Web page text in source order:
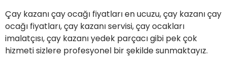
Çay kazanı çay ocağı fiyatları en ucuzu, çay kazanı çay
ocağı fiyatları, çay kazanı servisi, çay ocakları
imalatçısı, çay kazanı yedek parçacı gibi pek çok
hizmeti sizlere profesyonel bir şekilde sunmaktayız.